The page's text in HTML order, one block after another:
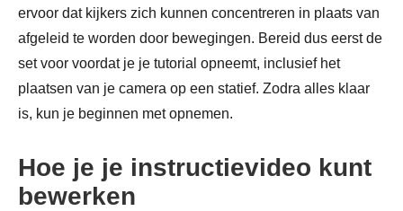
Stap 3.
ervoor dat kijkers zich kunnen concentreren in plaats van
afgeleid te worden door bewegingen. Bereid dus eerst de
set voor voordat je je tutorial opneemt, inclusief het
plaatsen van je camera op een statief. Zodra alles klaar
is, kun je beginnen met opnemen.
Hoe je je instructievideo kunt
bewerken